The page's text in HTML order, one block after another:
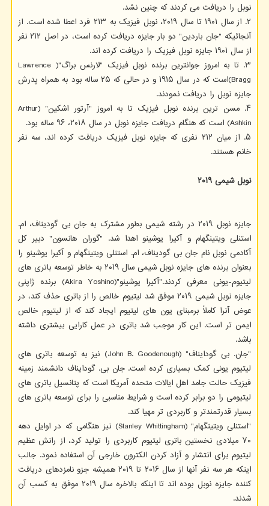
نوبل را دریافت می کردند که چنین نشد.
۲. از سال ۱۹۰۱ تا سال ۲۰۱۹، نوبل فیزیک به ۲۱۳ فرد اعطا شده است. از
آنجائیکه "جان باردین" دو بار جایزه دریافت کرده است، در اصل ۲۱۲ نفر
از سال ۱۹۰۱ جایزه نوبل فیزیک را دریافت کرده اند.
۳. تا به امروز جوانترین برنده نوبل فیزیک "لارنس براگ"( Lawrence
Bragg)است که در سال ۱۹۱۵ و در حالی که ۲۵ ساله بود به همراه پدرش
جایزه نوبل را دریافت نمودند.
۴. مسن ترین برنده نوبل فیزیک تا به امروز "آرتور اشکین" (Arthur
Ashkin) است که هنگام دریافت جایزه نوبل در سال ۲۰۱۸، ۹۶ ساله بود.
۵. از میان ۲۱۲ نفری که جایزه نوبل فیزیک دریافت کرده اند، سه نفر
خانم هستند.
نوبل شیمی ۲۰۱۹
جایزه نوبل ۲۰۱۹ در رشته شیمی بطور مشترک به جان بی گودیناف، ام.
استنلی ویتینگهام و آکیرا یوشینو اهدا شد. "گوران هانسون" دبیر کل
آکادمی نوبل نام جان بی گودیناف، ام. استنلی ویتینگهام و آکیرا یوشینو را
بعنوان برنده های جایزه نوبل شیمی سال ۲۰۱۹ به خاطر توسعه باتری های
لیتیوم-یونی معرفی کردند."آکیرا یوشینو"(Akira Yoshino) برنده ژاپنی
جایزه نوبل شیمی ۲۰۱۹ موفق شد لیتیوم خالص را از باتری حذف کند، در
عوض آنرا کاملاً برمبنای یون های لیتیوم ایجاد کند که از لیتیوم خالص
ایمن تر است. این کار موجب شد باتری در عمل کارایی بیشتری داشته
باشد.
"جان. بی گودایناف" (John B. Goodenough) نیز به توسعه باتری های
لیتیوم یونی کمک بسیاری کرده است. جان بی. گودایناف دانشمند زمینه
فیزیک حالت جامد اهل ایالات متحده آمریکا است که پتانسیل باتری های
لیتیومی را دو برابر کرده است و شرایط مناسبی را برای توسعه باتری های
بسیار قدرتمندتر و کاربردی تر مهیا کند.
"استنلی ویتینگهام" (Stanley Whittingham) نیز هنگامی که در اوایل دهه
۷۰ میلادی نخستین باتری لیتیوم کاربردی را تولید کرد، از رانش عظیم
لیتیوم برای انتشار و آزاد کردن الکترون خارجی آن استفاده نمود. جالب
اینکه هر سه نفر آنها از سال ۲۰۱۶ تا ۲۰۱۹ همیشه جزو نامزدهای دریافت
کننده جایزه نوبل بوده اند تا اینکه بالاخره سال ۲۰۱۹ موفق به کسب آن
شدند.